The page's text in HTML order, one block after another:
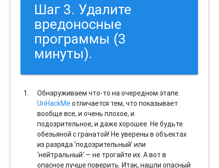
Шаг 3. Удалите
вредоносные
программы (3
минуты).
Обнаруживаем что-то на очередном этапе.
UnHackMeотличается тем, что показывает
вообще все, и очень плохое, и
подозрительное, и даже хорошее. Не будьте
обезьяной с гранатой! Не уверены в объектах
из разряда ‘подозрительный’ или
‘нейтральный’ — не трогайте их. А вот в
опасное лучше поверить. Итак, нашли опасный